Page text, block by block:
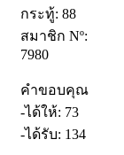
กระทู้: 88
สมาชิก Nº:
7980
คำขอบคุณ
-ได้ให้: 73
-ได้รับ: 134